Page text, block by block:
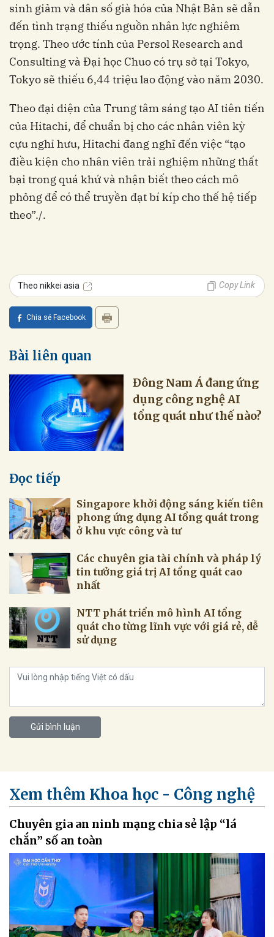
sinh giảm và dân số già hóa của Nhật Bản sẽ dẫn
đến tình trạng thiếu nguồn nhân lực nghiêm
trọng. Theo ước tính của Persol Research and
Consulting và Đại học Chuo có trụ sở tại Tokyo,
Tokyo sẽ thiếu 6,44 triệu lao động vào năm 2030.
Theo đại diện của Trung tâm sáng tạo AI tiên tiến
của Hitachi, để chuẩn bị cho các nhân viên kỳ
cựu nghỉ hưu, Hitachi đang nghĩ đến việc “tạo
điều kiện cho nhân viên trải nghiệm những thất
bại trong quá khứ và nhận biết theo cách mô
phỏng để có thể truyền đạt bí kíp cho thế hệ tiếp
theo”./.
Theo nikkei asia Copy Link
Chia sẻ Facebook
Bài liên quan
Đông Nam Á đang ứng
dụng công nghệ AI
tổng quát như thế nào?
Đọc tiếp
Singapore khởi động sáng kiến tiên
phong ứng dụng AI tổng quát trong
ở khu vực công và tư
Các chuyên gia tài chính và pháp lý
tin tưởng giá trị AI tổng quát cao
nhất
NTT phát triển mô hình AI tổng
quát cho từng lĩnh vực với giá rẻ, dễ
sử dụng
Gửi bình luận
Xem thêm Khoa học - Công nghệ
Chuyên gia an ninh mạng chia sẻ lập “lá
chắn” số an toàn